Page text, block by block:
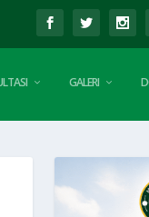
GALERI